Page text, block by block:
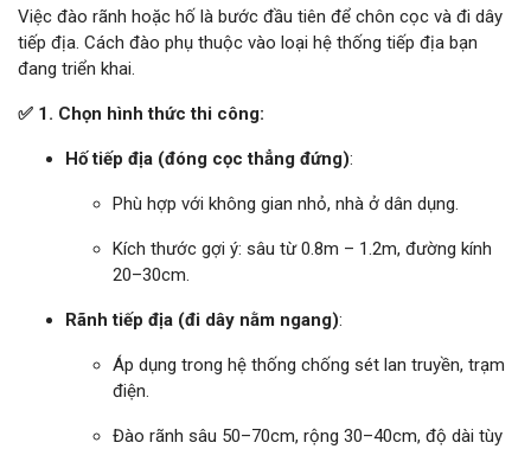
Việc đào rãnh hoặc hố là bước đầu tiên để chôn cọc và đi dây
tiếp địa. Cách đào phụ thuộc vào loại hệ thống tiếp địa bạn
đang triển khai.
✅ 1. Chọn hình thức thi công:
Hố tiếp địa (đóng cọc thẳng đứng):
Phù hợp với không gian nhỏ, nhà ở dân dụng.
Kích thước gợi ý: sâu từ 0.8m – 1.2m, đường kính
20–30cm.
Rãnh tiếp địa (đi dây nằm ngang):
Áp dụng trong hệ thống chống sét lan truyền, trạm
điện.
Đào rãnh sâu 50–70cm, rộng 30–40cm, độ dài tùy